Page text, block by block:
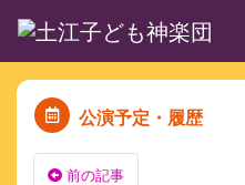
公演予定・履歴
前の記事